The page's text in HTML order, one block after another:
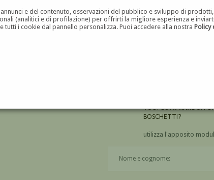
e del contenuto, osservazioni del pubblico e sviluppo di
(analitici e di profilazione) per offrirti la migliore esperienza e
tutti i cookie dal pannello personalizza. Puoi accedere alla nostraPolicy
VUOICOMPRARE
BOSCHETTI?
utilizza l'apposito